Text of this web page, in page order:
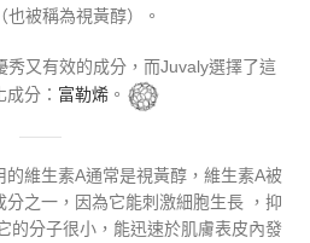
被稱為視黃醇）。
秀又有效的成分，而Juvaly選擇了這
分： 富勒烯 。
的維生素A通常是視黃醇，維生素A被
之一，因為它能刺激細胞生長 ，抑
的分子很小，能迅速於肌膚表皮內發